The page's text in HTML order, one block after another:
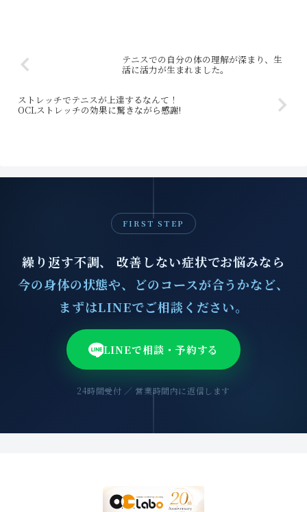
テニスでの自分の体の理解が深まり、生
活に活力が生まれました。
ストレッチでテニスが上達するなんて！
OCLストレッチの効果に驚きながら感謝!
FIRST STEP
繰り返す不調、 改善しない症状でお悩みなら
今の身体の状態や、どのコースが合うかなど、
まずはLINEでご相談ください。
LINEで相談・予約する
24時間受付 ／ 営業時間内に返信します